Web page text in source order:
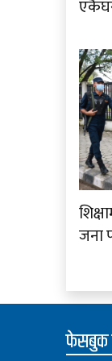
जना
फेसबुक